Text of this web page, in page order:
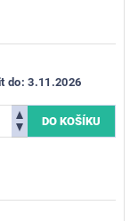
do: 3.11.2026